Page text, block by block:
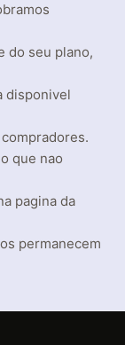
do seu plano,
disponivel
que nao
pagina da
permanecem